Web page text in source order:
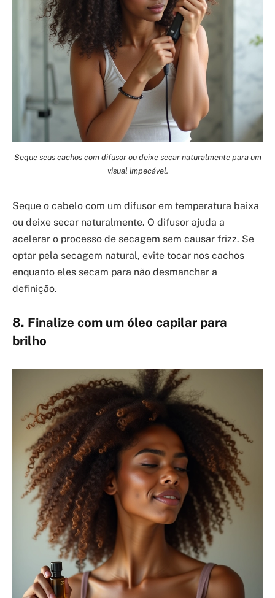
Seque seus cachos com difusor ou deixe secar naturalmente para um
visual impecável.
Seque o cabelo com um difusor em temperatura baixa
ou deixe secar naturalmente. O difusor ajuda a
acelerar o processo de secagem sem causar frizz. Se
optar pela secagem natural, evite tocar nos cachos
enquanto eles secam para não desmanchar a
definição.
8. Finalize com um óleo capilar para
brilho